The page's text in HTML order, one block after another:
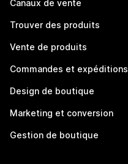
Canaux de vente
Trouver des produits
Vente de produits
Commandes et expéditions
Design de boutique
Marketing et conversion
Gestion de boutique